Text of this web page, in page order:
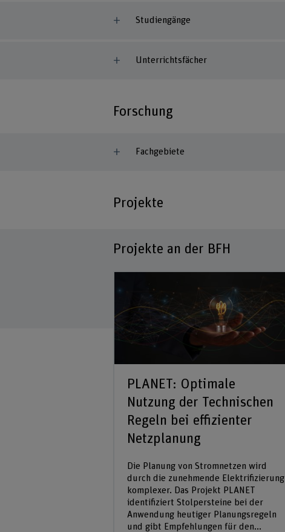
Studiengänge
Unterrichtsfächer
Forschung
Fachgebiete
Projekte
Projekte an der BFH
PLANET: Optimale
Nutzung der Technischen
Regeln bei effizienter
Netzplanung
Die Planung von Stromnetzen wird
durch die zunehmende Elektrifizierung
komplexer. Das Projekt PLANET
identifiziert Stolpersteine bei der
Anwendung heutiger Planungsregeln
und gibt Empfehlungen für den...